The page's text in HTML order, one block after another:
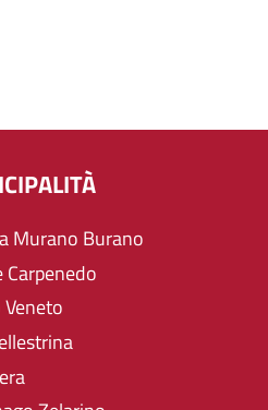
Murano Burano
Carpenedo
Veneto